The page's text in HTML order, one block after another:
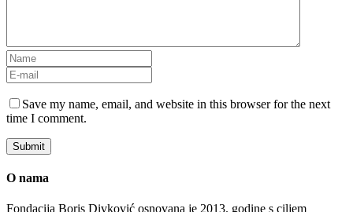
Save my name, email, and website in this browser for the next
time I comment.
O nama
Fondacija Boris Divković osnovana je 2013. godine s ciljem